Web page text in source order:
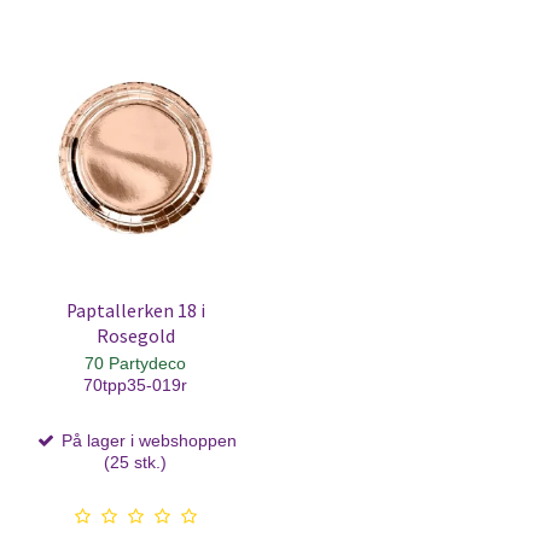
Paptallerken 18 i
Rosegold
70 Partydeco
70tpp35-019r
På lager i webshoppen
(25 stk.)